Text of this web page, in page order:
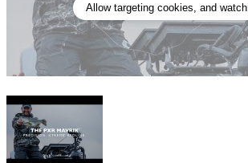
Allow targeting cookies, and watch